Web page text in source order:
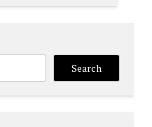
Search